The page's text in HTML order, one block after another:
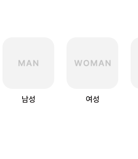
남성 여성